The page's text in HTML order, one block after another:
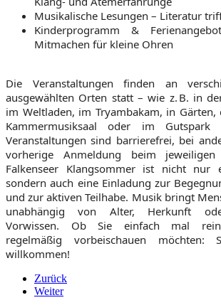
Musikalische Lesungen – Literatur
Kinderprogramm &
Mitmachen für kleine Ohren
Die Veranstaltungen finden an
ausgewählten Orten statt – wie z. B. in
im Weltladen, im Tryambakam, in Gärten,
Kammermusiksaal oder im Gutspark
Veranstaltungen sind barrierefrei, bei
vorherige Anmeldung beim jeweiligen
Falkenseer Klangsommer ist nicht nur
sondern auch eine Einladung zur
und zur aktiven Teilhabe. Musik bringt
unabhängig von Alter, Herkunft
Vorwissen. Ob Sie einfach mal
regelmäßig vorbeischauen möchten:
willkommen!
Zurück
Weiter